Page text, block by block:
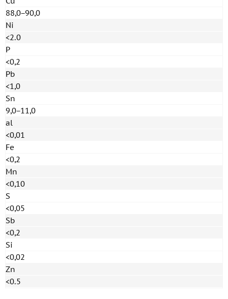
88,0−90,0
Ni
<2.0
P
<0,2
Pb
<1,0
Sn
9,0−11,0
al
<0,01
Fe
<0,2
Mn
<0,10
S
<0,05
Sb
<0,2
Si
<0,02
Zn
<0.5